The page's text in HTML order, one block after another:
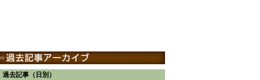
過去記事（日別）